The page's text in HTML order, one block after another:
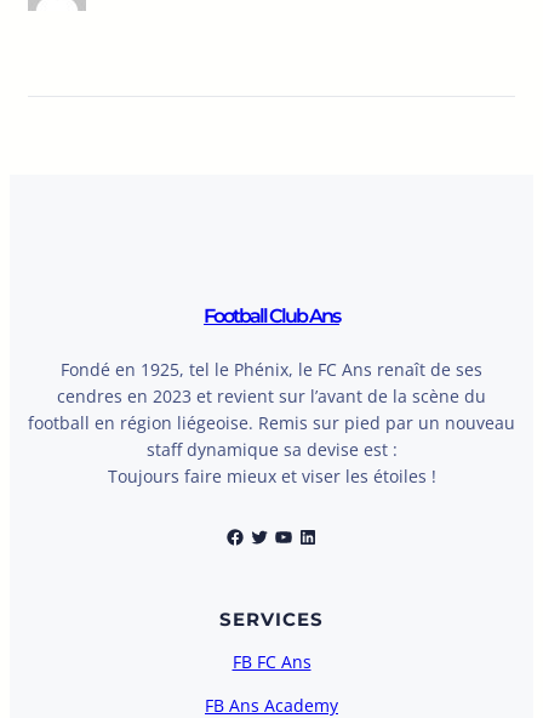
Football Club Ans
Fondé en 1925, tel le Phénix, le FC Ans renaît de ses
cendres en 2023 et revient sur l’avant de la scène du
football en région liégeoise. Remis sur pied par un nouveau
staff dynamique sa devise est :
Toujours faire mieux et viser les étoiles !
Facebook Twitter YouTube LinkedIn
SERVICES
FB FC Ans
FB Ans Academy